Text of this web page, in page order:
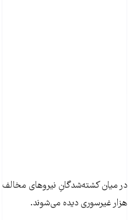
هزار غیرسوری دیده می‌شوند.